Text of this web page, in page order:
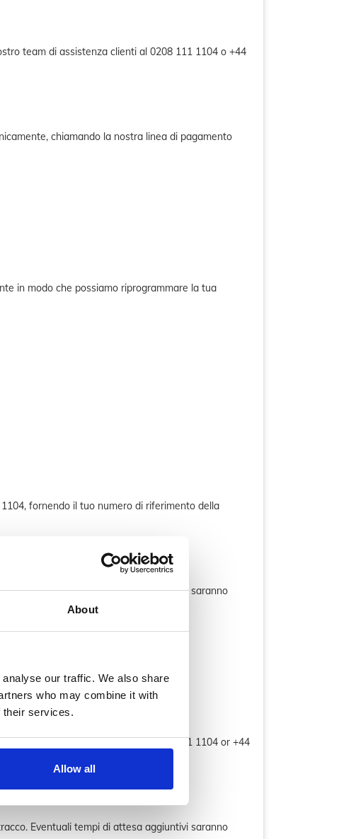
About
our traffic. We also share
who may combine it with
their services.
Allow all
team di assistenza clienti al 0208 111 1104 o +44
chiamando la nostra linea di pagamento
in modo che possiamo riprogrammare la tua
fornendo il tuo numero di riferimento della
Eventuali tempi di attesa aggiuntivi saranno
team di assistenza clienti al 0208 111 1104 or +44
Eventuali tempi di attesa aggiuntivi saranno